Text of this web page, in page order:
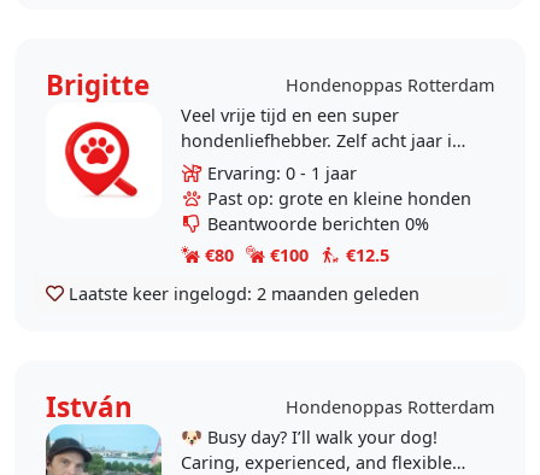
Brigitte
Hondenoppas Rotterdam
Veel vrije tijd en een super
hondenliefhebber. Zelf acht jaar in
het bezit geweest van een zeer lieve
hond een Weimaraner met
epilepsie. Waardoor..
Ervaring: 0 - 1 jaar
Past op: grote en kleine honden
Beantwoorde berichten 0%
€80
€100
€12.5
Laatste keer ingelogd: 2 maanden geleden
István
Hondenoppas Rotterdam
🐶 Busy day? I’ll walk your dog!
Caring, experienced, and flexible